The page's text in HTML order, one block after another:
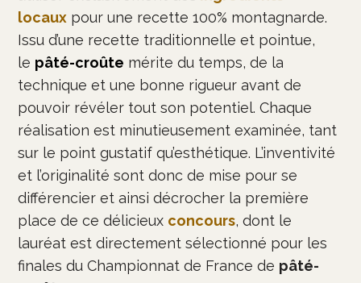
locaux pour une recette 100% montagnarde.
Issu d’une recette traditionnelle et pointue,
le pâté-croûte mérite du temps, de la
technique et une bonne rigueur avant de
pouvoir révéler tout son potentiel. Chaque
réalisation est minutieusement examinée, tant
sur le point gustatif qu’esthétique. L’inventivité
et l’originalité sont donc de mise pour se
différencier et ainsi décrocher la première
place de ce délicieux concours, dont le
lauréat est directement sélectionné pour les
finales du Championnat de France de pâté-